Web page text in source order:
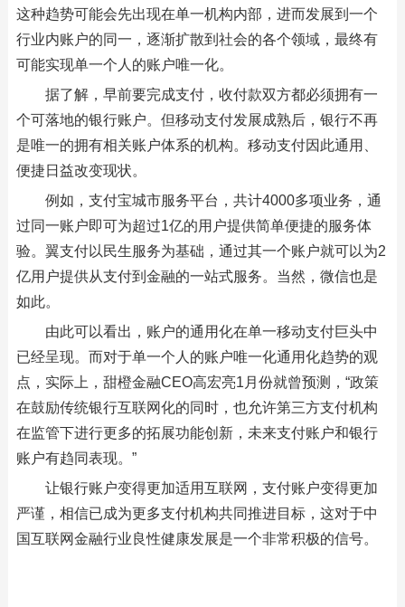
这种趋势可能会先出现在单一机构内部，进而发展到一个
行业内账户的同一，逐渐扩散到社会的各个领域，最终有
可能实现单一个人的账户唯一化。
据了解，早前要完成支付，收付款双方都必须拥有一
个可落地的银行账户。但移动支付发展成熟后，银行不再
是唯一的拥有相关账户体系的机构。移动支付因此通用、
便捷日益改变现状。
例如，支付宝城市服务平台，共计4000多项业务，通
过同一账户即可为超过1亿的用户提供简单便捷的服务体
验。翼支付以民生服务为基础，通过其一个账户就可以为2
亿用户提供从支付到金融的一站式服务。当然，微信也是
如此。
由此可以看出，账户的通用化在单一移动支付巨头中
已经呈现。而对于单一个人的账户唯一化通用化趋势的观
点，实际上，甜橙金融CEO高宏亮1月份就曾预测，“政策
在鼓励传统银行互联网化的同时，也允许第三方支付机构
在监管下进行更多的拓展功能创新，未来支付账户和银行
账户有趋同表现。”
让银行账户变得更加适用互联网，支付账户变得更加
严谨，相信已成为更多支付机构共同推进目标，这对于中
国互联网金融行业良性健康发展是一个非常积极的信号。